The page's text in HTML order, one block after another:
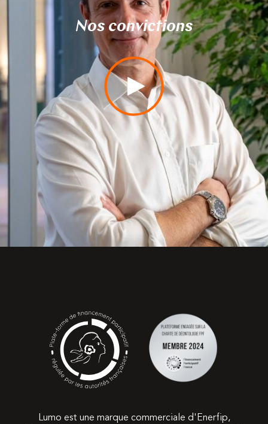
Nos convictions
Lumo est une marque commerciale d'Enerfip,